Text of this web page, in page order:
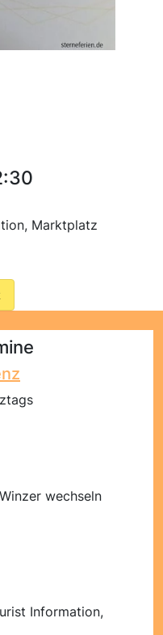
Marktplatz
wechseln
Information,